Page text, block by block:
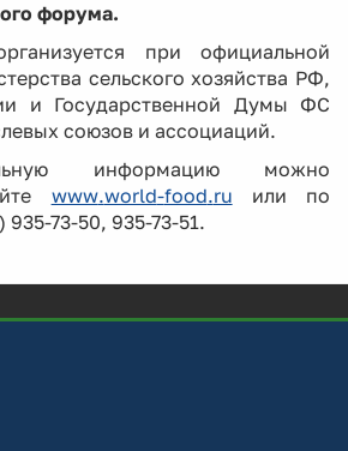
форума.
при официальной
сельского хозяйства РФ,
и Государственной Думы ФС
союзов и ассоциаций.
информацию можно
www.world-food.ru
или по
73-50, 935-73-51.